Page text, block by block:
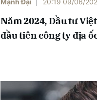
Mạnh Đại 20:19 09/06/
Năm 2024, Đầu tư
đầu tiên công ty địa